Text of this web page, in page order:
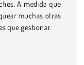
A medida que
muchas otras
que gestionar.